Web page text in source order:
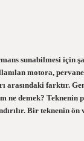
sunabilmesi için
motora,
arasındaki farktır.
ne demek? Teknenin
Bir teknenin ön